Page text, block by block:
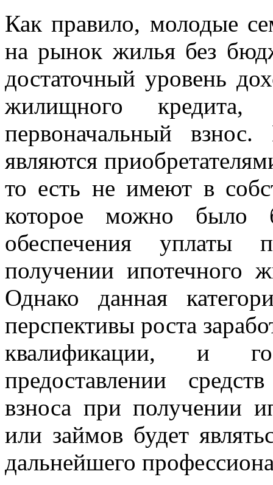
Как правило, молодые
на рынок жилья без
достаточный уровень
жилищного
первоначальный
являются
то есть не имеют в
которое можно было
обеспечения уплаты
получении ипотечного
Однако данная
перспективы роста
квалификации, и
предоставлении
взноса при получении
или займов будет
дальнейшего